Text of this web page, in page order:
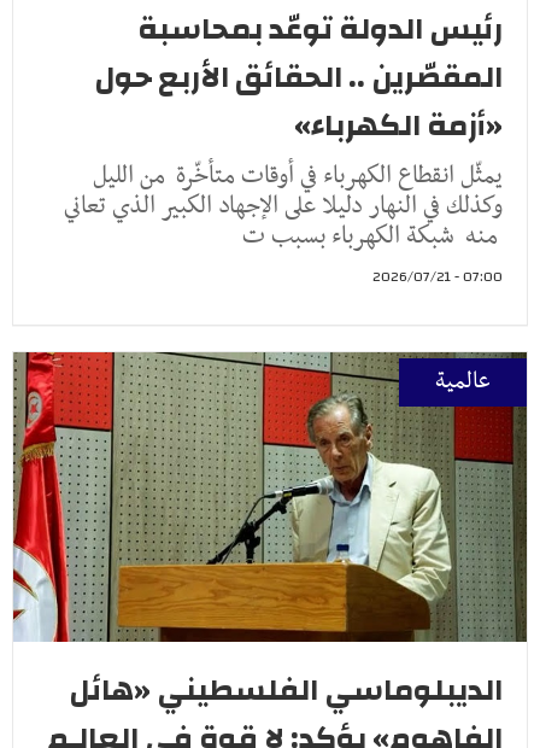
رئيس الدولة توعّد بمحاسبة
المقصّرين .. الحقائق الأربع حول
«أزمة الكهرباء»
يمثّل انقطاع الكهرباء في أوقات متأخّرة من الليل
وكذلك في النهار دليلا على الإجهاد الكبير الذي تعاني
منه شبكة الكهرباء بسبب ت
07:00 - 2026/07/21
عالمية
الديبلوماسي الفلسطيني «هائل